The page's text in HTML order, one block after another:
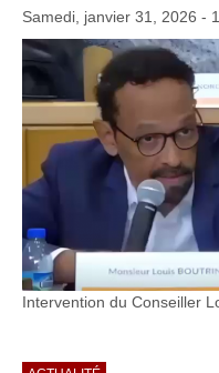
Samedi, janvier 31, 2026 -
Intervention du Conseiller